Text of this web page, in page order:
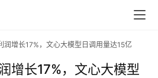
润增长17%，文心大模型日调用量达15亿
增长17%，文心大模型